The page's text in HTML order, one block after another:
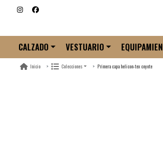
CALZADO VESTUARIO
Inicio Colecciones Primera capa helicon-tex coyote